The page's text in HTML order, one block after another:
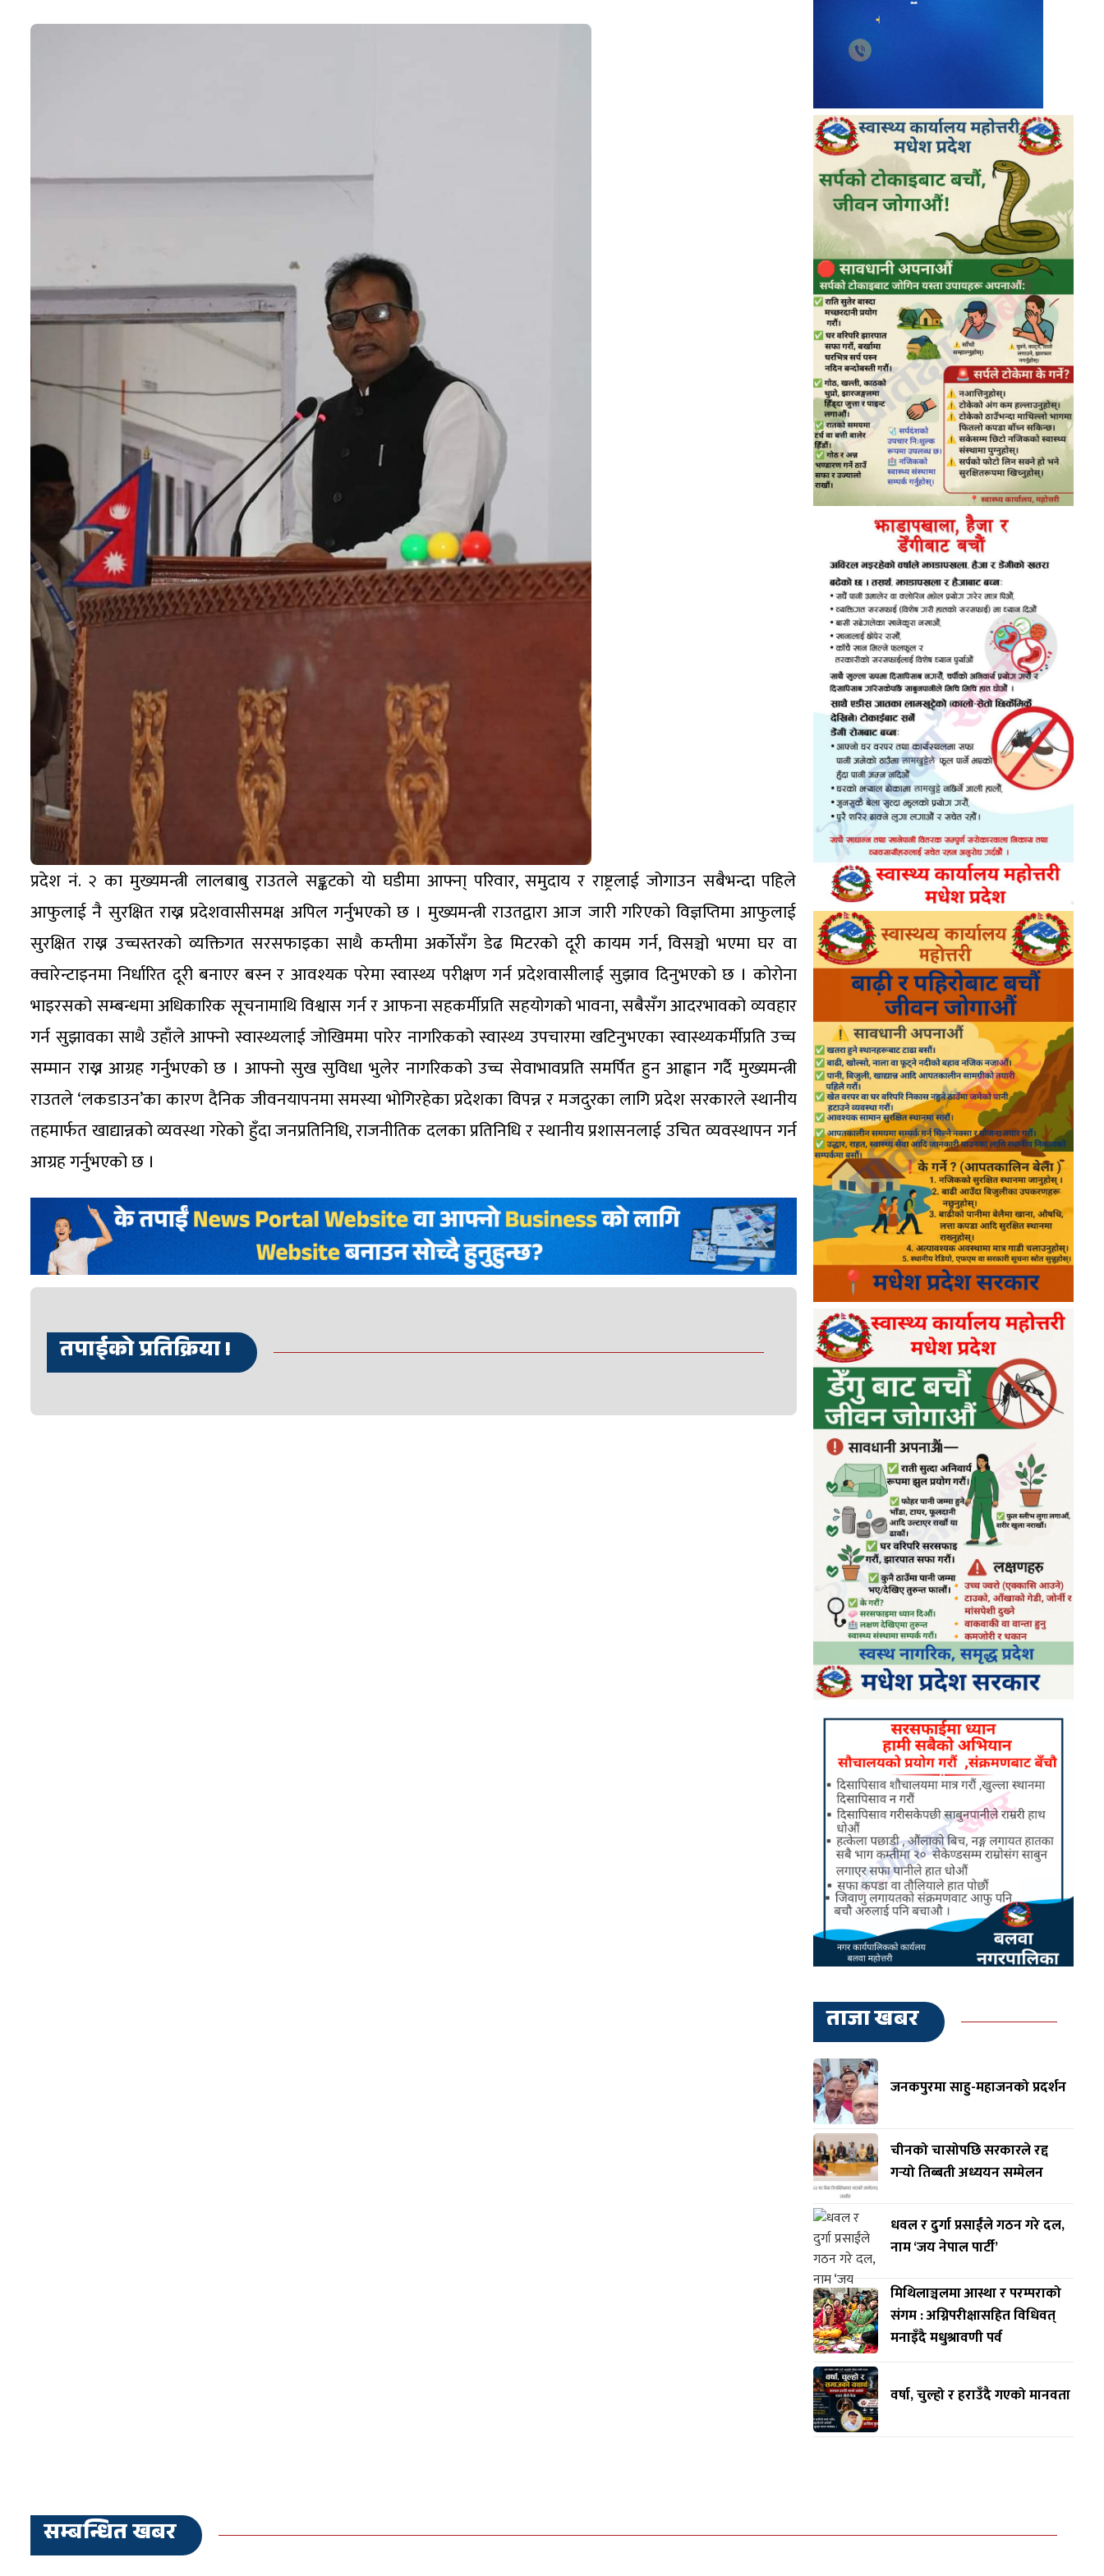
७ जनकपुरमा सरकार र संयुक्त हिन्दु मोर्चाबीच
८ मधेशका विभिन्न जिल्लामा निकालियो सद्भाव
धनुषामा सर्वपक्षीय बैठक सुरु
प्रदेश नं. २ का मुख्यमन्त्री लालबाबु राउतले सङ्कटको यो घडीमा आफ्ना् परिवार, समुदाय र राष्ट्रलाई जोगाउन सबैभन्दा पहिले
आफुलाई नै सुरक्षित राख्न प्रदेशवासीसमक्ष अपिल गर्नुभएको छ । मुख्यमन्त्री राउतद्वारा आज जारी गरिएको विज्ञप्तिमा आफुलाई
सुरक्षित राख्न उच्चस्तरको व्यक्तिगत सरसफाइका साथै कम्तीमा अर्कोसँग डेढ मिटरको दूरी कायम गर्न, विसञ्चो भएमा घर वा
क्वारेन्टाइनमा निर्धारित दूरी बनाएर बस्न र आवश्यक परेमा स्वास्थ्य परीक्षण गर्न प्रदेशवासीलाई सुझाव दिनुभएको छ । कोरोना
भाइरसको सम्बन्धमा अधिकारिक सूचनामाथि विश्वास गर्न र आफना सहकर्मीप्रति सहयोगको भावना, सबैसँग आदरभावको व्यवहार
गर्न सुझावका साथै उहाँले आफ्नो स्वास्थ्यलाई जोखिममा पारेर नागरिकको स्वास्थ्य उपचारमा खटिनुभएका स्वास्थ्यकर्मीप्रति उच्च
सम्मान राख्न आग्रह गर्नुभएको छ । आफ्नो सुख सुविधा भुलेर नागरिकको उच्च सेवाभावप्रति समर्पित हुन आह्वान गर्दै मुख्यमन्त्री
राउतले ‘लकडाउन’का कारण दैनिक जीवनयापनमा समस्या भोगिरहेका प्रदेशका विपन्न र मजदुरका लागि प्रदेश सरकारले स्थानीय
तहमार्फत खाद्यान्नको व्यवस्था गरेको हुँदा जनप्रतिनिधि, राजनीतिक दलका प्रतिनिधि र स्थानीय प्रशासनलाई उचित व्यवस्थापन गर्न
आग्रह गर्नुभएको छ ।
तपाईको प्रतिक्रिया !
ताजा खबर
जनकपुरमा साहु-महाजनको प्रदर्शन
चीनको चासोपछि सरकारले रद्द
गर्‍यो तिब्बती अध्ययन सम्मेलन
धवल र दुर्गा प्रसाईंले गठन गरे दल,
नाम ‘जय नेपाल पार्टी’
मिथिलाञ्चलमा आस्था र परम्पराको
संगम : अग्निपरीक्षासहित विधिवत्
मनाइँदै मधुश्रावणी पर्व
वर्षा, चुल्हो र हराउँदै गएको मानवता
सम्बन्धित खबर